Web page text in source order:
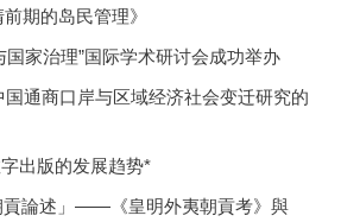
期的岛民管理》
国家治理”国际学术研讨会成功举办
通商口岸与区域经济社会变迁研究的
出版的发展趋势*
貢論述」——《皇明外夷朝貢考》與